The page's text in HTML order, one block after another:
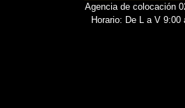
Agencia de colocación
Horario: De L a V 9:00